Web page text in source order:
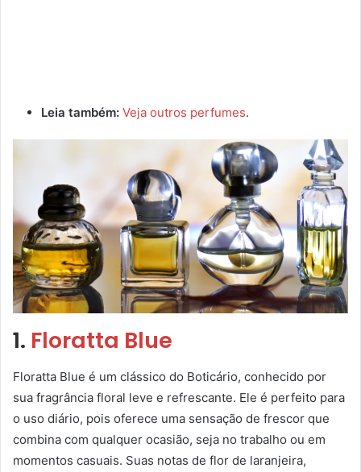
Leia também: Veja outros perfumes.
1. Floratta Blue
Floratta Blue é um clássico do Boticário, conhecido por
sua fragrância floral leve e refrescante. Ele é perfeito para
o uso diário, pois oferece uma sensação de frescor que
combina com qualquer ocasião, seja no trabalho ou em
momentos casuais. Suas notas de flor de laranjeira,